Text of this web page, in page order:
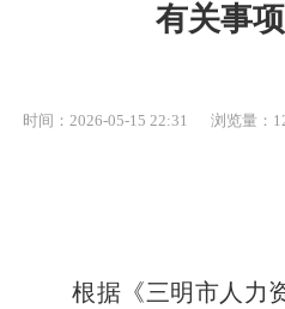
有关事
时间：2026-05-15 22:31 浏览量：
根据 《三明市人力